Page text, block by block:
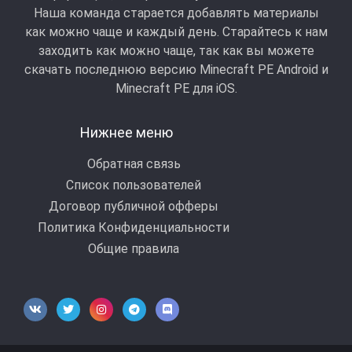
Наша команда старается добавлять материалы
как можно чаще и каждый день. Старайтесь к нам
заходить как можно чаще, так как вы можете
скачать последнюю версию Minecraft PE Android и
Minecraft РЕ для iOS.
Нижнее меню
Обратная связь
Список пользователей
Договор публичной офферы
Политика Конфиденциальности
Общие правила